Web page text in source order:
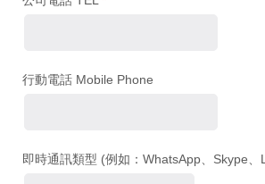
行動電話 Mobile Phone
即時通訊類型 (例如：WhatsApp、Skype、